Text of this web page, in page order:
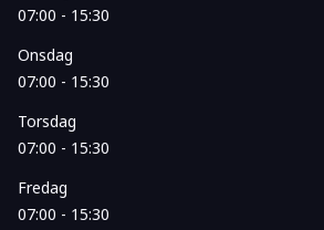
07:00 - 15:30
Onsdag
07:00 - 15:30
Torsdag
07:00 - 15:30
Fredag
07:00 - 15:30